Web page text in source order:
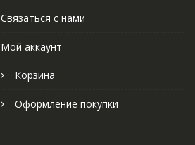
Связаться с нами
Мой аккаунт
Корзина
Оформление покупки